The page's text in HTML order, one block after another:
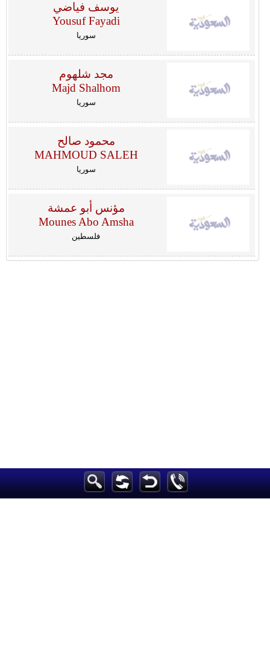
يوسف فياضي
Yousuf Fayadi
سوريا
مجد شلهوم
Majd Shalhom
سوريا
محمود صالح
MAHMOUD SALEH
سوريا
مؤنس أبو عمشة
Mounes Abo Amsha
فلسطين